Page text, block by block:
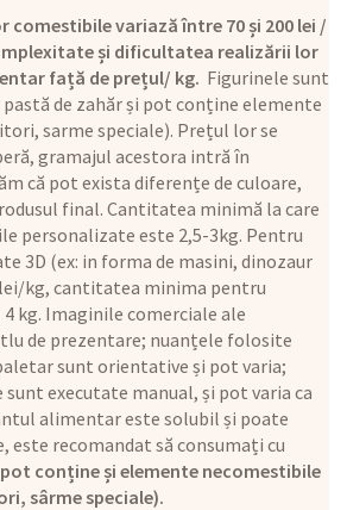
comestibile variază între 70 și 200 lei /
și dificultatea realizării lor
față de prețul/ kg. Figurinele sunt
de zahăr și pot conține elemente
sarme speciale). Prețul lor se
gramajul acestora intră în
că pot exista diferențe de culoare,
final. Cantitatea minimă la care
personalizate este 2,5-3kg. Pentru
3D (ex: in forma de masini, dinozaur
kg, cantitatea minima pentru
kg. Imaginile comerciale ale
de prezentare; nuanțele folosite
sunt orientative și pot varia;
executate manual, și pot varia ca
alimentar este solubil și poate
recomandat să consumați cu
conține și elemente necomestibile
sârme speciale).